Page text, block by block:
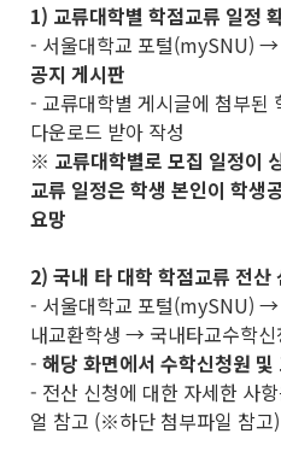
1) 교류대학별 학점교류 일정
- 서울대학교 포털(mySNU)
공지 게시판
- 교류대학별 게시글에 첨부된
다운로드 받아 작성
※ 교류대학별로 모집 일정이
교류 일정은 학생 본인이 학생
요망
2) 국내 타 대학 학점교류 전
- 서울대학교 포털(mySNU)
내교환학생 → 국내타교수학신
- 해당 화면에서 수학신청원
- 전산 신청에 대한 자세한 사
얼 참고 (※하단 첨부파일 참고)